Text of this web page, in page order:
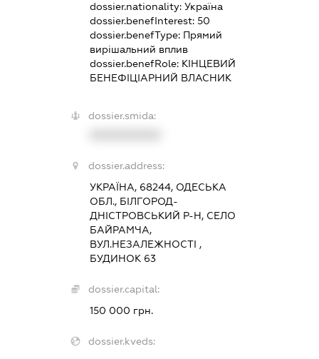
dossier.nationality:Україна
dossier.benefInterest:50
dossier.benefType: Прямий
вирішальний вплив
dossier.benefRole: КІНЦЕВИЙ
БЕНЕФІЦІАРНИЙ ВЛАСНИК
dossier.smida:
dossier.address:
УКРАЇНА, 68244, ОДЕСЬКА
ОБЛ., БІЛГОРОД-
ДНІСТРОВСЬКИЙ Р-Н, СЕЛО
БАЙРАМЧА,
ВУЛ.НЕЗАЛЕЖНОСТІ ,
БУДИНОК 63
dossier.capital:
150 000 грн.
dossier.kveds: